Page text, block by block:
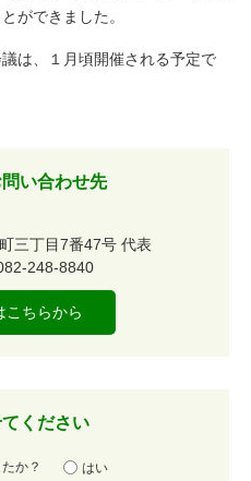
ができました。
は、１月頃開催される予定で
い合わせ先
三丁目7番47号 代表
248-8840
こちらから
ください
たか？
はい